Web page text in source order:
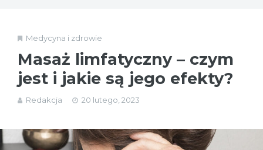
Medycyna i zdrowie
Masaż limfatyczny – czym
jest i jakie są jego efekty?
Redakcja 20 lutego, 2023